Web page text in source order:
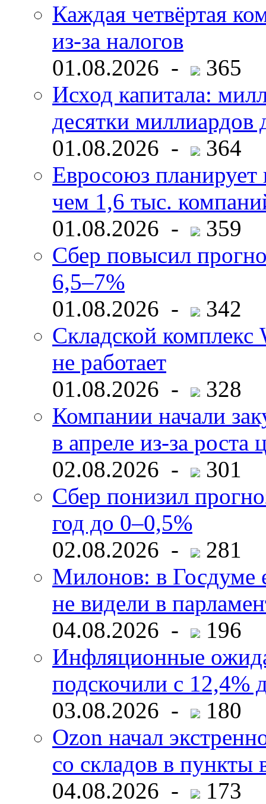
Каждая четвёртая
из-за налогов
01.08.2026 -
365
Исход капитала:
десятки миллиардов
01.08.2026 -
364
Евросоюз планирует
чем 1,6 тыс.
01.08.2026 -
359
Сбер повысил
6,5–7%
01.08.2026 -
342
Складской комплекс
не работает
01.08.2026 -
328
Компании начали
в апреле из-за роста
02.08.2026 -
301
Сбер понизил
год до 0–0,5%
02.08.2026 -
281
Милонов: в Госдуме
не видели в
04.08.2026 -
196
Инфляционные
подскочили с 12,4%
03.08.2026 -
180
Ozon начал
со складов в пункты
04.08.2026 -
173